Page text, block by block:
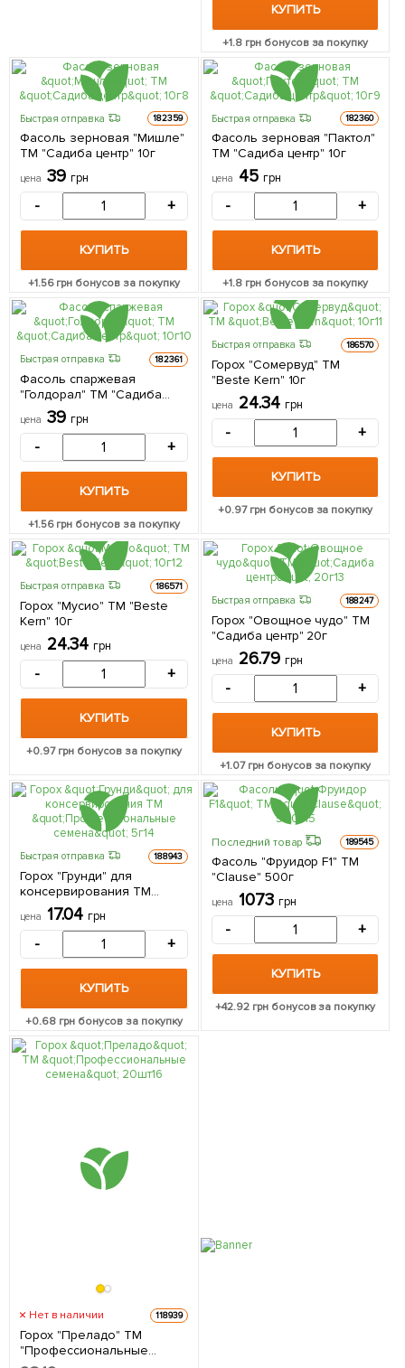
КУПИТЬ
+1.8грн бонусов за покупку
Быстрая отправка 182359
Фасоль зерновая "Мишле"
ТМ "Садиба центр" 10г
цена 39 грн
- +
КУПИТЬ
+1.56грн бонусов за покупку
Быстрая отправка 182360
Фасоль зерновая "Пактол"
ТМ "Садиба центр" 10г
цена 45 грн
- +
КУПИТЬ
+1.8грн бонусов за покупку
Быстрая отправка 182361
Фасоль спаржевая
"Голдорал" ТМ "Садиба
центр" 10г
цена 39 грн
- +
КУПИТЬ
+1.56грн бонусов за покупку
Быстрая отправка 186570
Горох "Сомервуд" ТМ
"Beste Kern" 10г
цена 24.34 грн
- +
КУПИТЬ
+0.97грн бонусов за покупку
Быстрая отправка 186571
Горох "Мусио" ТМ "Beste
Kern" 10г
цена 24.34 грн
- +
КУПИТЬ
+0.97грн бонусов за покупку
Быстрая отправка 188247
Горох "Овощное чудо" ТМ
"Садиба центр" 20г
цена 26.79 грн
- +
КУПИТЬ
+1.07грн бонусов за покупку
Быстрая отправка 188943
Горох "Грунди" для
консервирования ТМ
"Профессиональные
семена" 5г
цена 17.04 грн
- +
КУПИТЬ
+0.68 грн бонусов за покупку
Последний товар 189545
Фасоль "Фруидор F1" ТМ
"Clause" 500г
цена 1073 грн
- +
КУПИТЬ
+42.92грн бонусов за покупку
Нет в наличии 118939
Горох "Преладо" ТМ
"Профессиональные